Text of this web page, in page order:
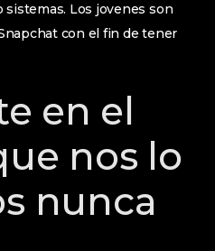
sistemas. Los jovenes son
con el fin de tener
en el
nos lo
nunca